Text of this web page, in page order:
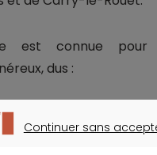
est connue pour
dus :
biens à vendre dans
préservé qu’elle
Continuer sans